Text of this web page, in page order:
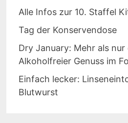
Alle Infos zur 10. Staffel
Tag der Konservendose
Dry January: Mehr als nur
Alkoholfreier Genuss im
Einfach lecker:
Blutwurst